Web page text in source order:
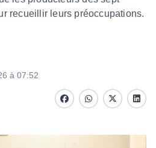
recueillir leurs préoccupations.
à 07:52
FacebookwhatsappTwitter